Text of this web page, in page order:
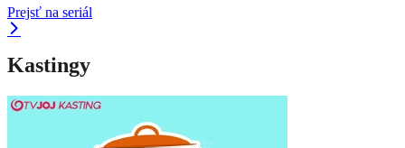
Prejsť na seriál
Kastingy